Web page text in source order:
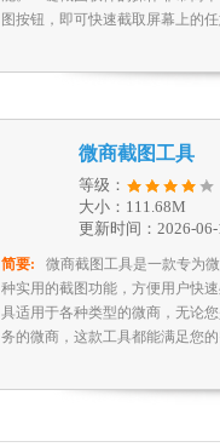
图按钮，即可快速截取屏幕上的
微商截图工具
等级：
大小：111.68M
更新时间：2026-06-
简要:
微商截图工具是一款专为
种实用的截图功能，方便用户快
具适用于各种类型的微商，无论
务的微商，这款工具都能满足您